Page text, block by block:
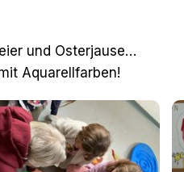
und Osterjause…
Aquarellfarben!